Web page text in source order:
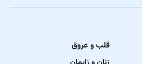
قلب و عروق